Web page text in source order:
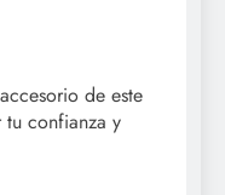
de este
tu confianza y